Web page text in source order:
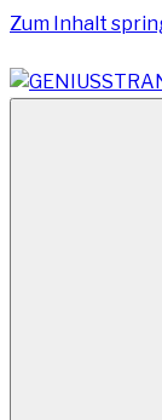
Zum Inhalt
Vom
Terminal